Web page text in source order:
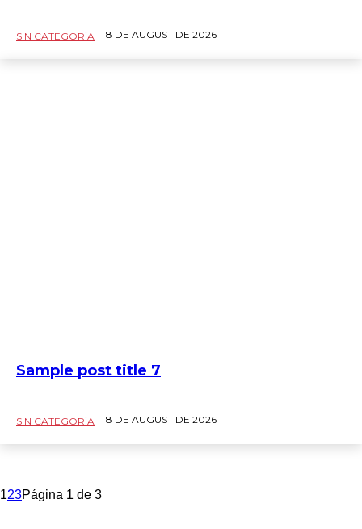
SIN CATEGORÍA 8 DE AUGUST DE 2026
Sample post title 7
SIN CATEGORÍA 8 DE AUGUST DE 2026
123Página 1 de 3